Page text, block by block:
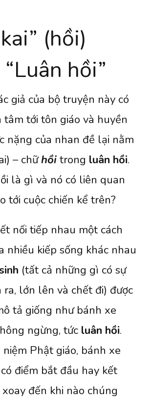
(hồi)
hồi”
giả của bộ truyện này có
tới tôn giáo và huyền
nặng của nhan đề lại nằm
– chữhồi trong luân hồi.
là gì và nó có liên quan
tới cuộc chiến kể trên?
nối tiếp nhau một cách
nhiều kiếp sống khác nhau
(tất cả những gì có sự
ra, lớn lên và chết đi) được
tả giống như bánh xe
ngừng, tức luân hồi.
Phật giáo, bánh xe
điểm bắt đầu hay kết
đến khi nào chúng